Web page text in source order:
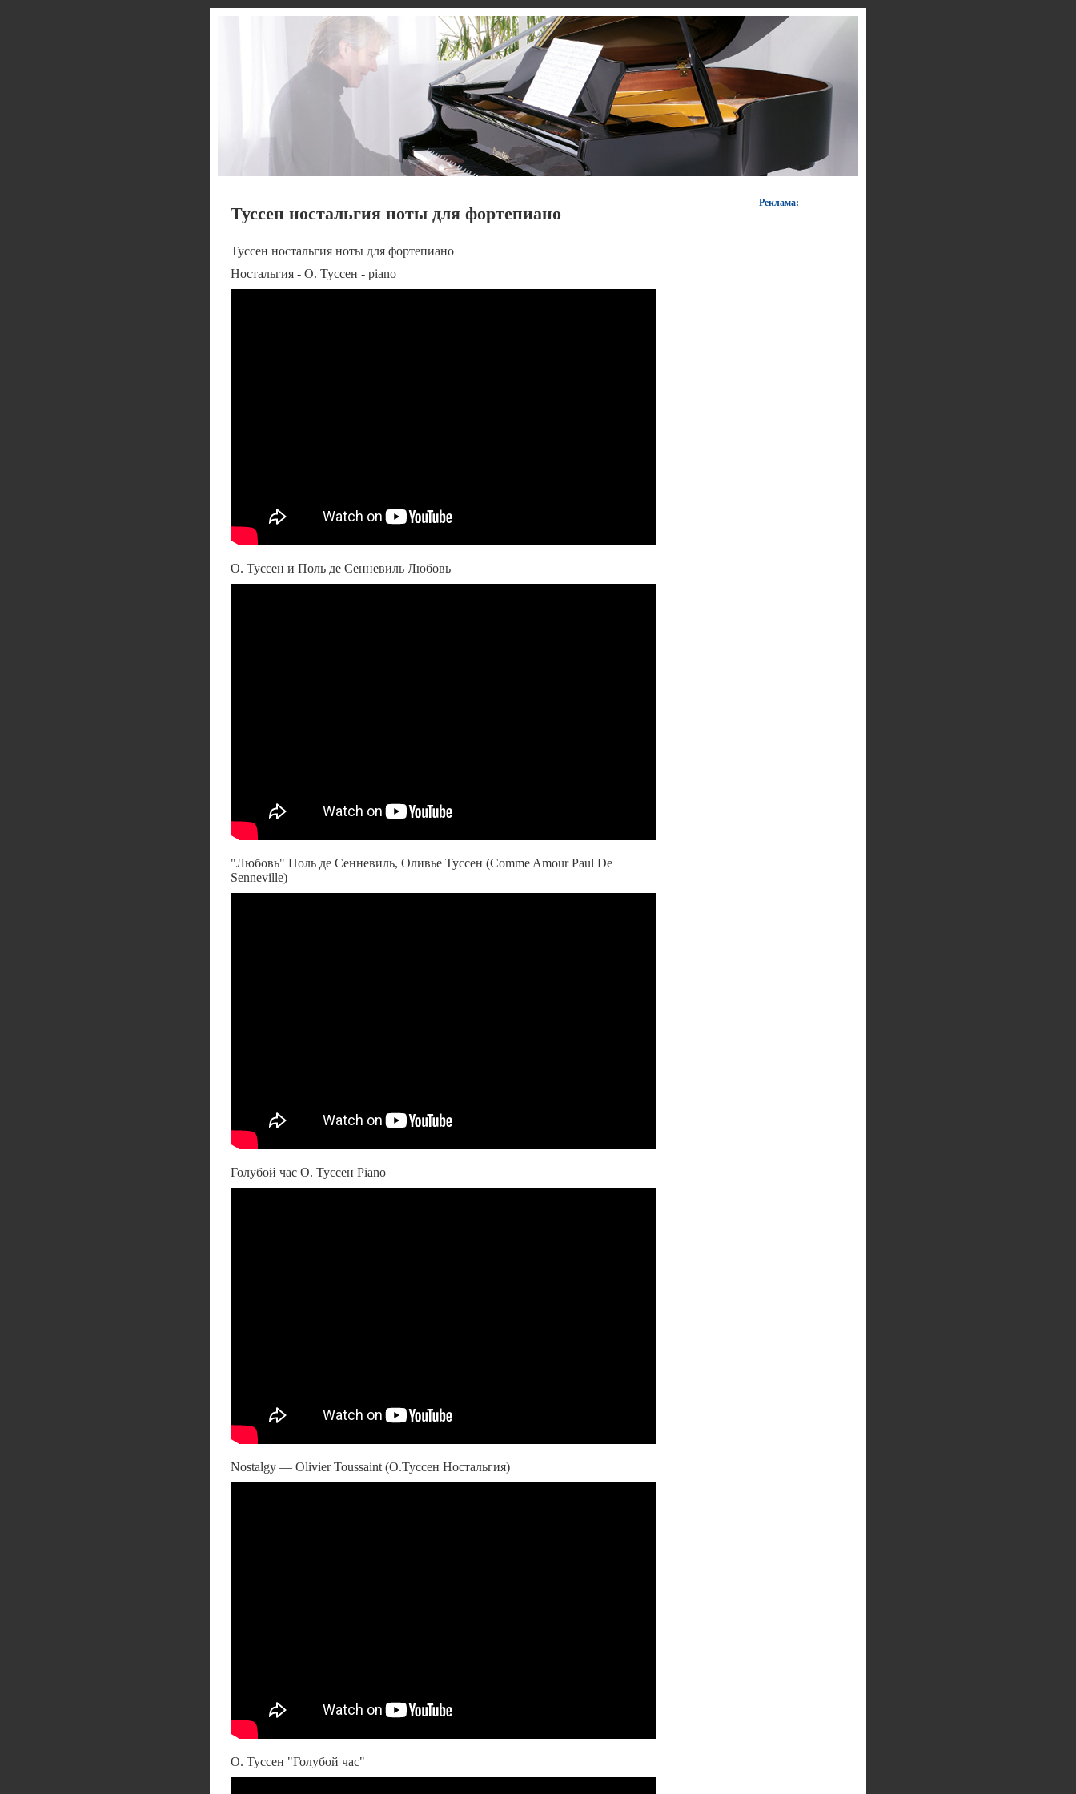
Туссен ностальгия ноты для фортепиано
Туссен ностальгия ноты для фортепиано
Ностальгия - О. Туссен - piano
О. Туссен и Поль де Сенневиль Любовь
"Любовь" Поль де Сенневиль, Оливье Туссен (Comme Amour Paul De
Senneville)
Голубой час О. Туссен Piano
Nostalgy — Olivier Toussaint (О.Туссен Ностальгия)
О. Туссен "Голубой час"
Реклама: